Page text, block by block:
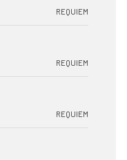
REQUIEM
REQUIEM
REQUIEM